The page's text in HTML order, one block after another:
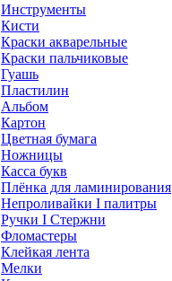
Инструменты
Кисти
Краски акварельные
Краски пальчиковые
Гуашь
Пластилин
Альбом
Картон
Цветная бумага
Ножницы
Касса букв
Плёнка для ламинирования
Непроливайки I палитры
Ручки I Стержни
Фломастеры
Клейкая лента
Мелки